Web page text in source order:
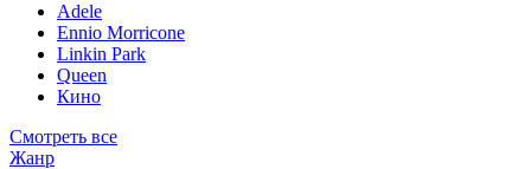
Adele
Ennio Morricone
Linkin Park
Queen
Кино
Смотреть все
Жанр